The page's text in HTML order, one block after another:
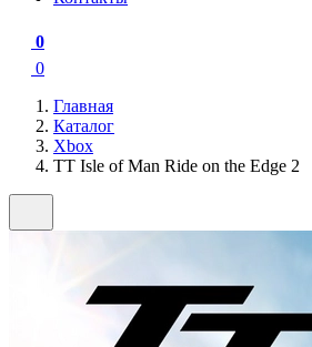
0
0
Главная
Каталог
Xbox
TT Isle of Man Ride on the Edge 2